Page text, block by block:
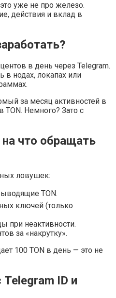
уже не про железо.
действия и вклад в
в день через Telegram.
в нодах, локапах или
за месяц активностей в
TON. Немного? Зато с
что обращать
ловушек:
TON.
ключей (только
при неактивности.
за «накрутку».
100 TON в день — это не
Telegram ID и